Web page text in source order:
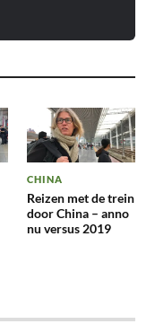
CHINA
Reizen met de trein
door China – anno
nu versus 2019